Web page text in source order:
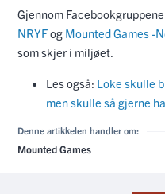
Gjennom Facebookgruppene
NRYFog Mounted Games -
som skjer i miljøet.
Les også: Loke skulle
men skulle så gjerne
Denne artikkelen handler om:
Mounted Games